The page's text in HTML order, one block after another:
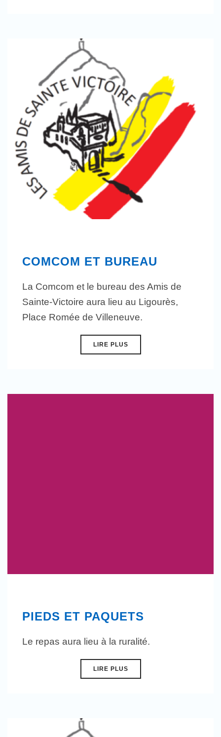
COMCOM ET BUREAU
La Comcom et le bureau des Amis de
Sainte-Victoire aura lieu au Ligourès,
Place Romée de Villeneuve.
LIRE PLUS
PIEDS ET PAQUETS
Le repas aura lieu à la ruralité.
LIRE PLUS